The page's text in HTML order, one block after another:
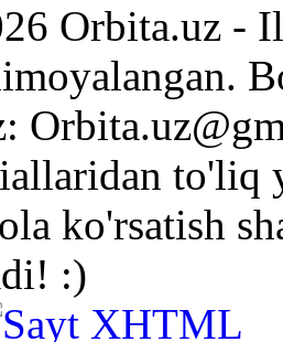
Orbita.uz -
ko'rsatish
:)